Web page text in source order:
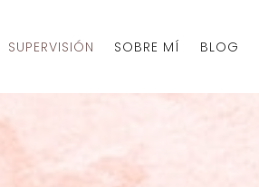
SUPERVISIÓN SOBRE MÍ BLOG